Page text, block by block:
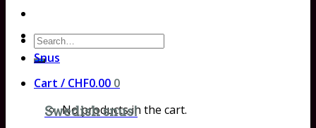
Search
for:
Cart / CHF0.00 0
No products in the cart.
Snus
Swedish snus!